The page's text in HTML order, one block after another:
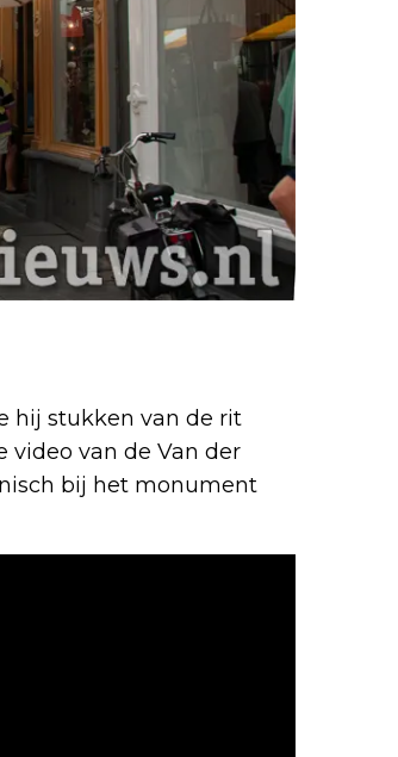
hij stukken van de rit
video van de Van der
bij het monument